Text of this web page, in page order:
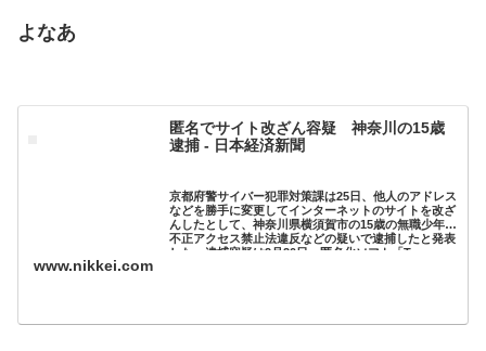
よなあ
匿名でサイト改ざん容疑 神奈川の15歳
逮捕 - 日本経済新聞
京都府警サイバー犯罪対策課は25日、他人のアドレス
などを勝手に変更してインターネットのサイトを改ざ
んしたとして、神奈川県横須賀市の15歳の無職少年を
不正アクセス禁止法違反などの疑いで逮捕したと発表
した。逮捕容疑は2月20日、匿名化ソフト「T...
www.nikkei.com